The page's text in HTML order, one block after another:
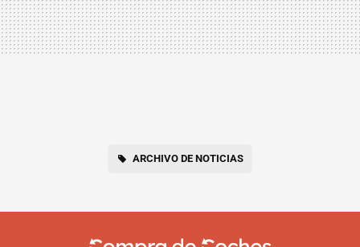
ARCHIVO DE NOTICIAS